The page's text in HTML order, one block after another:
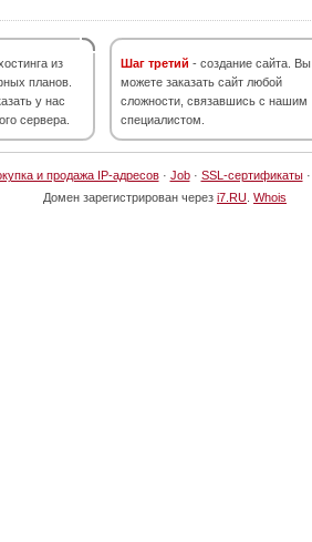
из
планов.
у нас
сервера.
Шаг третий - создание сайта. Вы
можете заказать сайт любой
сложности, связавшись с нашим
специалистом.
и продажа IP-адресов· Job· SSL-сертификаты·
Домен зарегистрирован через i7.RU Whois